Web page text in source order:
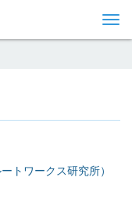
トワークス研究所）